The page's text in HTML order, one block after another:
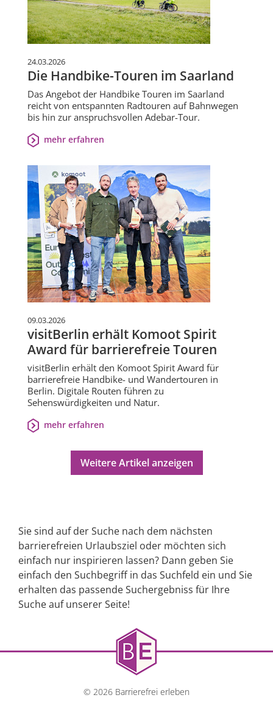
24.03.2026
Die Handbike-Touren im Saarland
Das Angebot der Handbike Touren im Saarland
reicht von entspannten Radtouren auf Bahnwegen
bis hin zur anspruchsvollen Adebar-Tour.
mehr erfahren
09.03.2026
visitBerlin erhält Komoot Spirit
Award für barrierefreie Touren
visitBerlin erhält den Komoot Spirit Award für
barrierefreie Handbike- und Wandertouren in
Berlin. Digitale Routen führen zu
Sehenswürdigkeiten und Natur.
mehr erfahren
Weitere Artikel anzeigen
Sie sind auf der Suche nach dem nächsten
barrierefreien Urlaubsziel oder möchten sich
einfach nur inspirieren lassen? Dann geben Sie
einfach den Suchbegriff in das Suchfeld ein und Sie
erhalten das passende Suchergebniss für Ihre
Suche auf unserer Seite!
© 2026 Barrierefrei erleben